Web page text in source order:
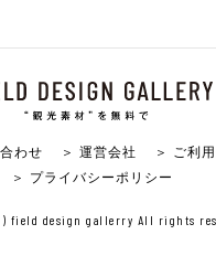
わせ ＞ 運営会社
＞ ご利
＞ プライバシーポリシー
field design gallerry All rights